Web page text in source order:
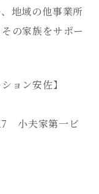
地域の他事業所
の家族をサポー
ョン安佐】
小夫家第一ビ